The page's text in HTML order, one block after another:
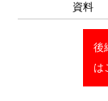
資料
後
は